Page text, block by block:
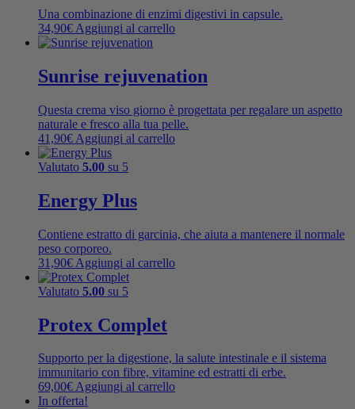
Una combinazione di enzimi digestivi in capsule.
34,90€ Aggiungi al carrello
Sunrise rejuvenation
Questa crema viso giorno è progettata per regalare un aspetto
naturale e fresco alla tua pelle.
41,90€ Aggiungi al carrello
Valutato 5.00 su 5
Energy Plus
Contiene estratto di garcinia, che aiuta a mantenere il normale
peso corporeo.
31,90€ Aggiungi al carrello
Valutato 5.00 su 5
Protex Complet
Supporto per la digestione, la salute intestinale e il sistema
immunitario con fibre, vitamine ed estratti di erbe.
69,00€Aggiungi al carrello
In offerta!